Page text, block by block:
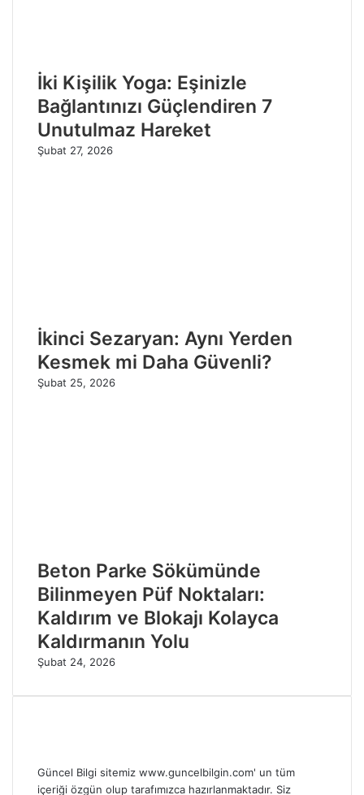
İki Kişilik Yoga: Eşinizle
Bağlantınızı Güçlendiren 7
Unutulmaz Hareket
Şubat 27, 2026
İkinci Sezaryan: Aynı Yerden
Kesmek mi Daha Güvenli?
Şubat 25, 2026
Beton Parke Sökümünde
Bilinmeyen Püf Noktaları:
Kaldırım ve Blokajı Kolayca
Kaldırmanın Yolu
Şubat 24, 2026
Güncel Bilgi sitemiz www.guncelbilgin.com' un tüm
içeriği özgün olup tarafımızca hazırlanmaktadır. Siz